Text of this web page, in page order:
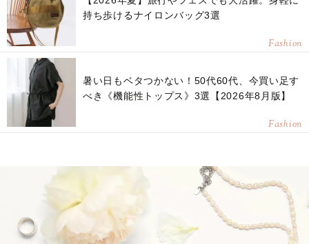
持ち歩けるナイロンバッグ3選
Fashion
暑い日もベタつかない！50代60代、今買い足す
べき《機能性トップス》3選【2026年8月版】
Fashion